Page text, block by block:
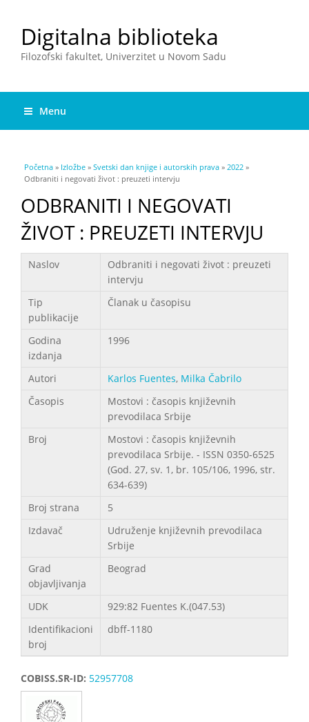
Digitalna biblioteka
Filozofski fakultet, Univerzitet u Novom Sadu
Menu
You are here
Početna » Izložbe » Svetski dan knjige i autorskih prava » 2022 »
Odbraniti i negovati život : preuzeti intervju
ODBRANITI I NEGOVATI
ŽIVOT : PREUZETI INTERVJU
Podaci
Naslov
Odbraniti i negovati život : preuzeti
intervju
Tip
publikacije
Članak u časopisu
Godina
izdanja
1996
Autori Karlos Fuentes, Milka Čabrilo
Časopis
Mostovi : časopis književnih
prevodilaca Srbije
Broj
Mostovi : časopis književnih
prevodilaca Srbije. - ISSN 0350-6525
(God. 27, sv. 1, br. 105/106, 1996, str.
634-639)
Broj strana
5
Izdavač
Udruženje književnih prevodilaca
Srbije
Grad
objavljivanja
Beograd
UDK
929:82 Fuentes K.(047.53)
Identifikacioni
broj
dbff-1180
COBISS.SR-ID: 52957708